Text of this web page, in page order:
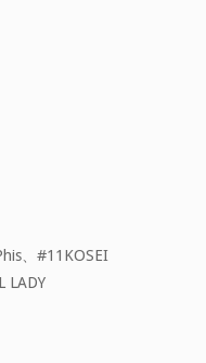
、#11KOSEI
LADY